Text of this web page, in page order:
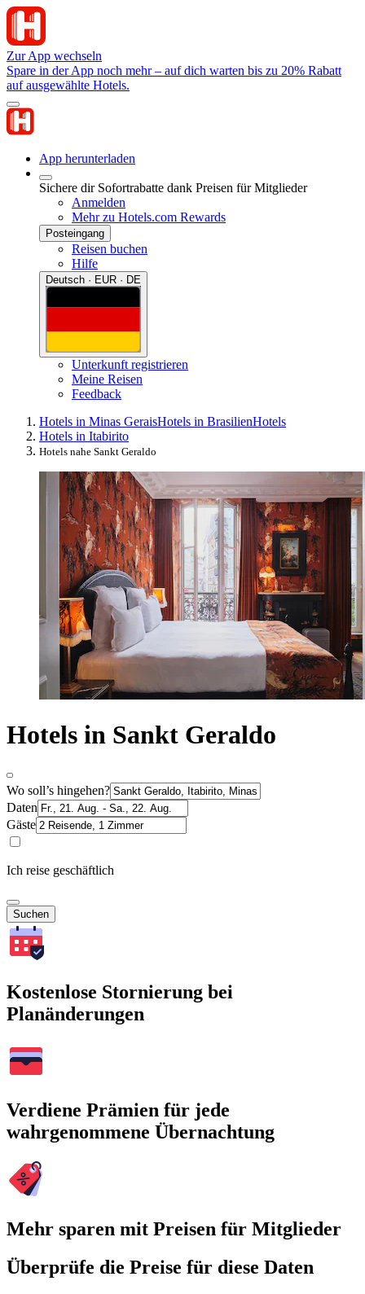
Zur App wechseln
Spare in der App noch mehr – auf dich warten bis zu 20% Rabatt
auf ausgewählte Hotels.
App herunterladen
Sichere dir Sofortrabatte dank Preisen für Mitglieder
Anmelden
Mehr zu Hotels.com Rewards
Posteingang
Reisen buchen
Hilfe
Deutsch · EUR · DE
Unterkunft registrieren
Meine Reisen
Feedback
Hotels in Minas GeraisHotels in BrasilienHotels
Hotels in Itabirito
Hotels nahe Sankt Geraldo
Hotels in Sankt Geraldo
Wo soll’s hingehen?
Daten
Gäste
Ich reise geschäftlich
Suchen
Kostenlose Stornierung bei
Planänderungen
Verdiene Prämien für jede
wahrgenommene Übernachtung
Mehr sparen mit Preisen für Mitglieder
Überprüfe die Preise für diese Daten